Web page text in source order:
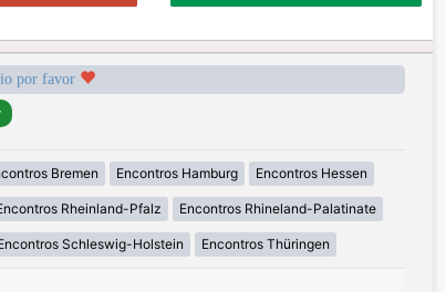
por favor
Bremen Encontros Hamburg Encontros Hessen
Rheinland-Pfalz Encontros Rhineland-Palatinate
Schleswig-Holstein Encontros Thüringen